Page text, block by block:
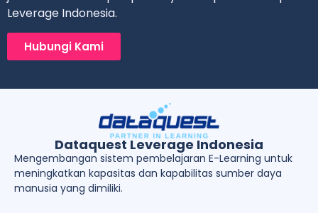
Leverage Indonesia.
Hubungi Kami
Dataquest Leverage Indonesia
Mengembangan sistem pembelajaran E-Learning untuk
meningkatkan kapasitas dan kapabilitas sumber daya
manusia yang dimiliki.